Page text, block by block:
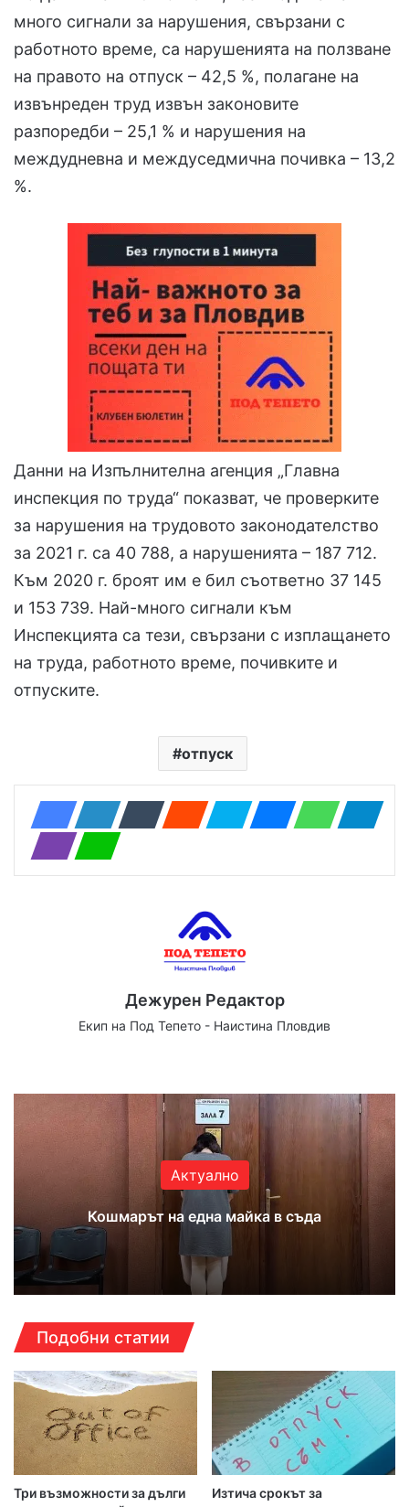
много сигнали за нарушения, свързани с
работното време, са нарушенията на ползване
на правото на отпуск – 42,5 %, полагане на
извънреден труд извън законовите
разпоредби – 25,1 % и нарушения на
междудневна и междуседмична почивка – 13,2
%.
Данни на Изпълнителна агенция „Главна
инспекция по труда“ показват, че проверките
за нарушения на трудовото законодателство
за 2021 г. са 40 788, а нарушенията – 187 712.
Към 2020 г. броят им е бил съответно 37 145
и 153 739. Най-много сигнали към
Инспекцията са тези, свързани с изплащането
на труда, работното време, почивките и
отпуските.
отпуск
Дежурен Редактор
Екип на Под Тепето - Наистина Пловдив
Актуално
Кошмарът на една майка в съда
Подобни статии
Три възможности за дълги
Изтича срокът за